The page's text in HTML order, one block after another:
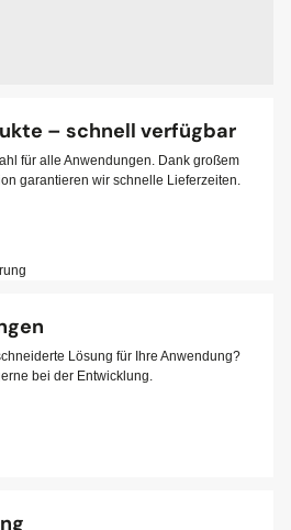
– schnell verfügbar
für alle Anwendungen. Dank großem
garantieren wir schnelle Lieferzeiten.
Lösung für Ihre Anwendung?
bei der Entwicklung.